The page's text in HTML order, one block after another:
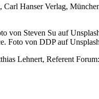
Hanser Verlag,
von Steven Su auf
Foto von DDP auf
Lehnert, Referent